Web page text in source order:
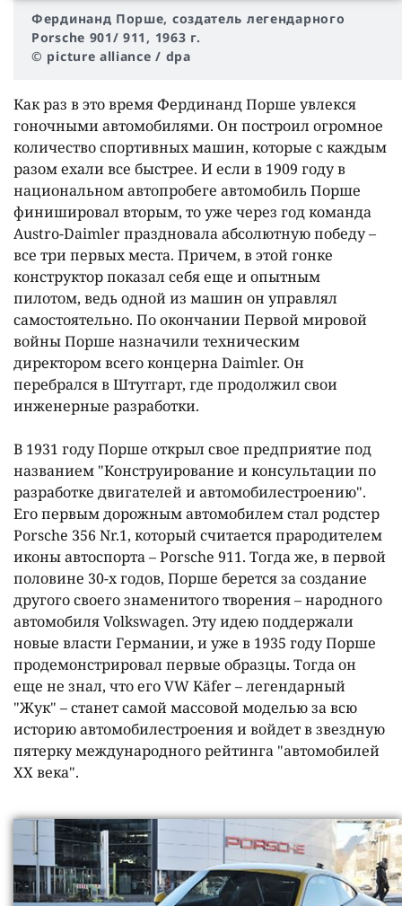
Фердинанд Порше, создатель легендарного
Porsche 901/ 911, 1963 г.
© picture alliance / dpa
Как раз в это время Фердинанд Порше увлекся
гоночными автомобилями. Он построил огромное
количество спортивных машин, которые с каждым
разом ехали все быстрее. И если в 1909 году в
национальном автопробеге автомобиль Порше
финишировал вторым, то уже через год команда
Austro-Daimler праздновала абсолютную победу –
все три первых места. Причем, в этой гонке
конструктор показал себя еще и опытным
пилотом, ведь одной из машин он управлял
самостоятельно. По окончании Первой мировой
войны Порше назначили техническим
директором всего концерна Daimler. Он
перебрался в Штутгарт, где продолжил свои
инженерные разработки.
В 1931 году Порше открыл свое предприятие под
названием "Конструирование и консультации по
разработке двигателей и автомобилестроению".
Его первым дорожным автомобилем стал родстер
Porsche 356 Nr.1, который считается прародителем
иконы автоспорта – Porsche 911. Тогда же, в первой
половине 30-х годов, Порше берется за создание
другого своего знаменитого творения – народного
автомобиля Volkswagen. Эту идею поддержали
новые власти Германии, и уже в 1935 году Порше
продемонстрировал первые образцы. Тогда он
еще не знал, что его VW Käfer – легендарный
"Жук" – станет самой массовой моделью за всю
историю автомобилестроения и войдет в звездную
пятерку международного рейтинга "автомобилей
ХХ века".